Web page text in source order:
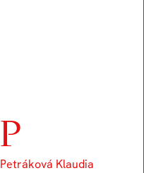
P
Petráková Klaudia